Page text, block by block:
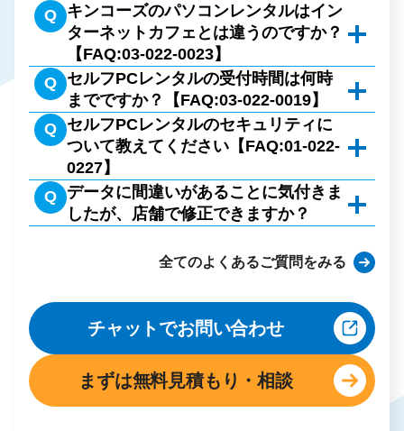
まず、カウンターにて受付をお願いいたしま
す。ご利用規約をお読みのうえご了承いただき
ましたら、お名前・お電話番号をご記入くださ
い。ご利用いただきますブースにご案内いたし
ます。
ご利用が終了いたしましたら、レジにてお会計
させていただきます。
※アプリケーションの操作方法につきましては
サポートしておりません。各種マニュアルをお
読みください。
【会員制サービスのご利用について】
う、セルフPCレンタルサービスのご利用はキン
コーズ・スマートメンバーシップへのご登録が
会員登録後の初回ご利用時にご本人確認が必要
Q キンコーズのパソコンレンタルはイン
ターネットカフェとは違うのですか？
【FAQ:03-022-0023】
インターネットはもちろん、多彩なアプリケー
ションとフォントをご用意しておりますので、
あらゆるビジネスシーンにも対応できます。
【会員制サービスのご利用について】
会員登録後の初回ご利用時にご本人確認が必要
です。ご本人様を確認できる書類として、以下
運転経歴証明書／各種健康保険証／パスポート
帳／住民基本台帳カード（写真付）／各種年金
手帳／各種福祉手帳／後期高齢者医療被保険者
ド／特別永住者証明書/印鑑登録証明書】以下
は、該当しないもの【社員証／タスポ／キャッ
Q セルフPCレンタルの受付時間は何時
までですか？【FAQ:03-022-0019】
セルフPCレンタルの受付は、閉店30分前まで受
付いたします。なお、ご利用は閉店時間までご
利用いただけます。
各店舗の営業時間についてはこちらからご確認くだ
さい
Q セルフPCレンタルのセキュリティに
ついて教えてください【FAQ:01-022-
0227】
お客様がご利用を終了されたのち、スタッフが
PCを再起動いたします。シャットダウン・再起
テムを導入しておりますため、個人情報を含む
Q データに間違いがあることに気付きま
したが、店舗で修正できますか？
フリースペースをご活用いただき、修正作業が
ノートPCをお持ちでない方も、セルフPCレン
タルサービスをご利用いただけます。
Illustrator・Photoshopを使えるPCもございま
すので、ご利用ください。
なお、セルフPCレンタルは身分証明書のご提示
全てのよくあるご質問をみる
チャットでお問い合わせ
まずは無料見積もり・相談